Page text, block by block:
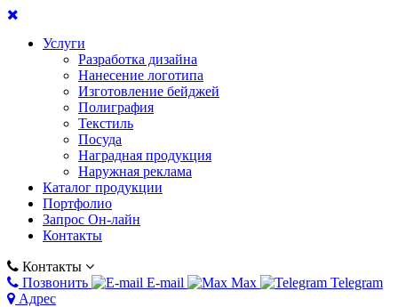
Услуги
Разработка дизайна
Нанесение логотипа
Изготовление бейджей
Полиграфия
Текстиль
Посуда
Наградная продукция
Наружная реклама
Каталог продукции
Портфолио
Запрос Он-лайн
Контакты
Контакты
Позвонить
E-mail Max
Telegram
Адрес